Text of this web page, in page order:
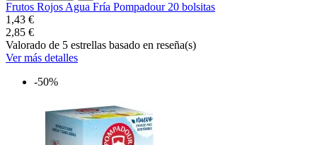
Frutos Rojos Agua Fría Pompadour 20 bolsitas
1,43 €
2,85 €
Valorado de 5 estrellas basado en reseña(s)
Ver más detalles
-50%